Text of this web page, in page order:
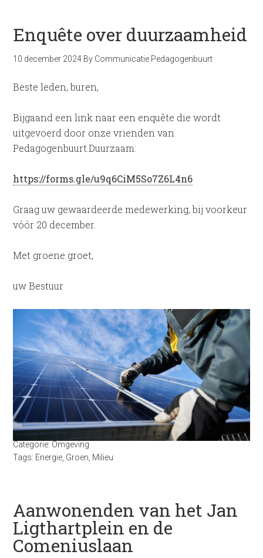
Enquête over duurzaamheid
10 december 2024 By Communicatie Pedagogenbuurt
Beste leden, buren,
Bijgaand een link naar een enquête die wordt
uitgevoerd door onze vrienden van
Pedagogenbuurt.Duurzaam:
https://forms.gle/u9q6CiM5So7Z6L4n6
Graag uw gewaardeerde medewerking, bij voorkeur
vóór 20 december.
Met groene groet,
uw Bestuur
Categorie: Omgeving
Tags: Energie, Groen, Milieu
Aanwonenden van het Jan
Ligthartplein en de
Comeniuslaan